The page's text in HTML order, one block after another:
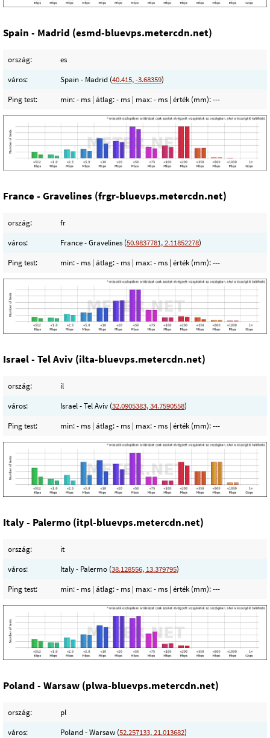
Spain - Madrid (esmd-bluevps.metercdn.net)
ország:
es
város:
Spain - Madrid (40.415, -3.68359)
Ping test:
min:- ms | átlag:- ms | max:- ms | érték (mm):---
France - Gravelines (frgr-bluevps.metercdn.net)
ország:
fr
város:
France - Gravelines (50.9837781, 2.11852278)
Ping test:
min:- ms | átlag:- ms | max:- ms | érték (mm):---
Israel - Tel Aviv (ilta-bluevps.metercdn.net)
ország:
il
város:
Israel - Tel Aviv (32.0905383, 34.7590558)
Ping test:
min:- ms | átlag:- ms | max:- ms | érték (mm):---
Italy - Palermo (itpl-bluevps.metercdn.net)
ország:
it
város:
Italy - Palermo (38.128556, 13.379795)
Ping test:
min:- ms | átlag:- ms | max:- ms | érték (mm):---
Poland - Warsaw (plwa-bluevps.metercdn.net)
ország:
pl
város:
Poland - Warsaw (52.257133, 21.013682)